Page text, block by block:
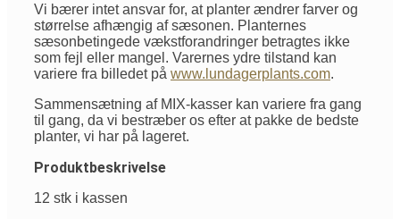
Vi bærer intet ansvar for, at planter ændrer farver og
størrelse afhængig af sæsonen. Planternes
sæsonbetingede vækstforandringer betragtes ikke
som fejl eller mangel. Varernes ydre tilstand kan
variere fra billedet på www.lundagerplants.com.
Sammensætning af MIX-kasser kan variere fra gang
til gang, da vi bestræber os efter at pakke de bedste
planter, vi har på lageret.
Produktbeskrivelse
12 stk i kassen